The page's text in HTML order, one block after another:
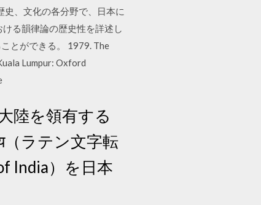
、文化の各分野で、日本に
る韻律論の歴史性を詳述し
とができる。 1979. The
Lumpur: Oxford
陸を領有する
（ラテン文字転
India）を日本